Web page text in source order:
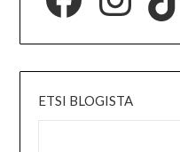
ETSI BLOGISTA